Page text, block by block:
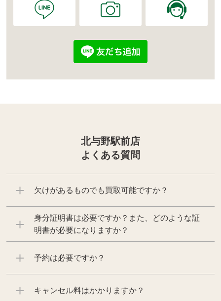
北与野駅前店
よくある質問
欠けがあるものでも買取可能ですか？
身分証明書は必要ですか？また、どのような証
明書が必要になりますか？
予約は必要ですか？
キャンセル料はかかりますか？